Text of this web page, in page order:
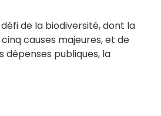
de la biodiversité, dont la
causes majeures, et de
publiques, la